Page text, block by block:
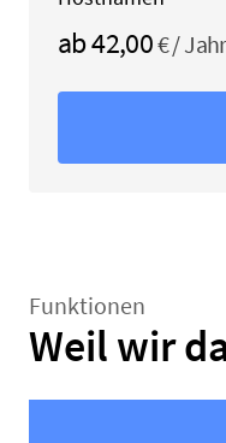
ab42,00€ / Jahr
Funktionen
Weil wir